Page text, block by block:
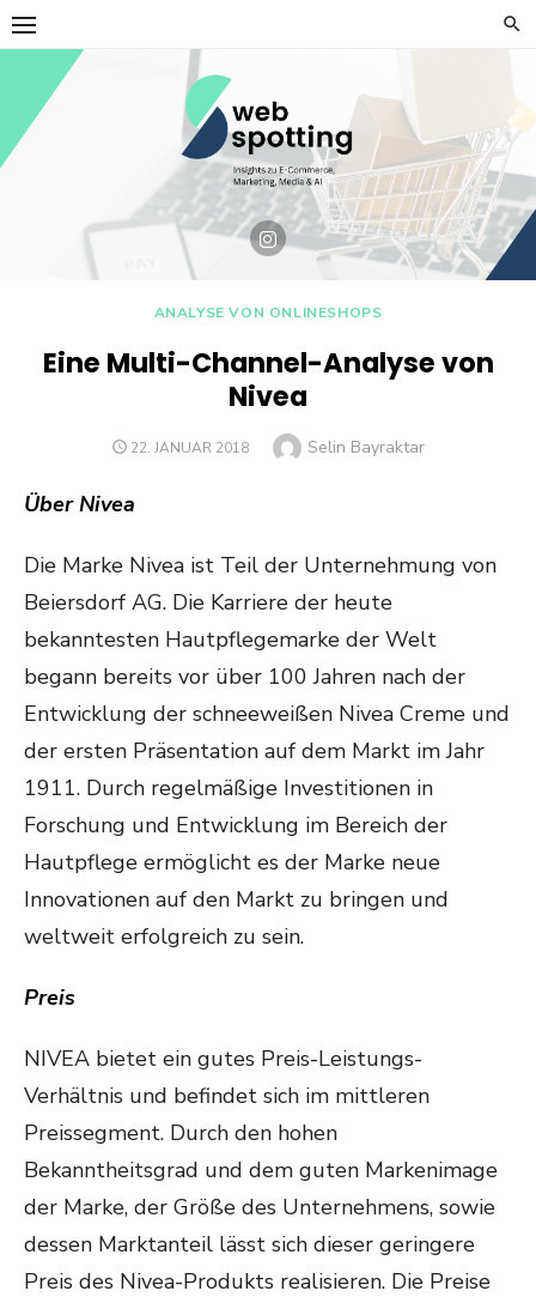
Skip
to
content
ANALYSE VON ONLINESHOPS
Eine Multi-Channel-Analyse von
Nivea
POSTED
22. JANUAR 2018 Author
Selin Bayraktar
Über Nivea
Die Marke Nivea ist Teil der Unternehmung von
Beiersdorf AG. Die Karriere der heute
bekanntesten Hautpflegemarke der Welt
begann bereits vor über 100 Jahren nach der
Entwicklung der schneeweißen Nivea Creme und
der ersten Präsentation auf dem Markt im Jahr
1911. Durch regelmäßige Investitionen in
Forschung und Entwicklung im Bereich der
Hautpflege ermöglicht es der Marke neue
Innovationen auf den Markt zu bringen und
weltweit erfolgreich zu sein.
Preis
NIVEA bietet ein gutes Preis-Leistungs-
Verhältnis und befindet sich im mittleren
Preissegment. Durch den hohen
Bekanntheitsgrad und dem guten Markenimage
der Marke, der Größe des Unternehmens, sowie
dessen Marktanteil lässt sich dieser geringere
Preis des Nivea-Produkts realisieren. Die Preise